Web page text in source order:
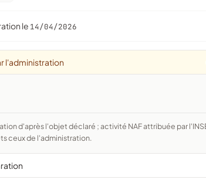
le 14/04/2026
l'administration
ceux de l'administration.